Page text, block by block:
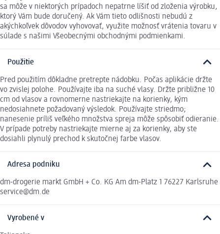
sa môže v niektorých prípadoch nepatrne líšiť od zloženia výrobku,
ktorý Vám bude doručený. Ak Vám tieto odlišnosti nebudú z
akýchkoľvek dôvodov vyhovovať, využite možnosť vrátenia tovaru v
súlade s našimi Všeobecnými obchodnými podmienkami.
Použitie
Pred použitím dôkladne pretrepte nádobku. Počas aplikácie držte
vo zvislej polohe. Používajte iba na suché vlasy. Držte približne 10
cm od vlasov a rovnomerne nastriekajte na korienky, kým
nedosiahnete požadovaný výsledok. Používajte striedmo;
nanesenie príliš veľkého množstva spreja môže spôsobiť odieranie.
V prípade potreby nastriekajte mierne aj za korienky, aby ste
dosiahli plynulý prechod k skutočnej farbe vlasov.
Adresa podniku
dm-drogerie markt GmbH + Co. KG Am dm-Platz 1 76227 Karlsruhe
service@dm.de
Vyrobené v